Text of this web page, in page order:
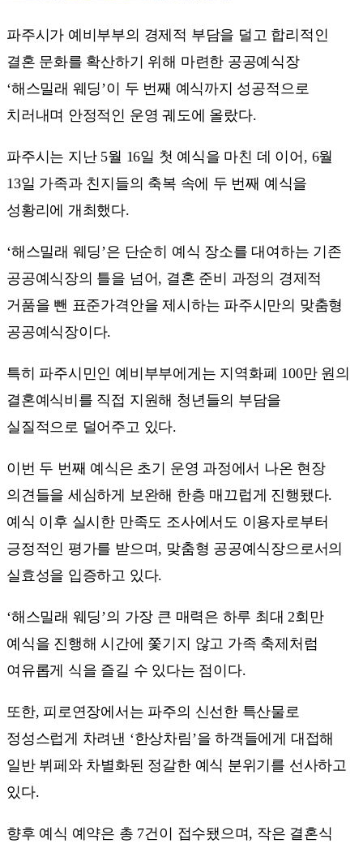
파주시가 예비부부의 경제적 부담을 덜고 합리적인
결혼 문화를 확산하기 위해 마련한 공공예식장
‘해스밀래 웨딩’이 두 번째 예식까지 성공적으로
치러내며 안정적인 운영 궤도에 올랐다.
파주시는 지난 5월 16일 첫 예식을 마친 데 이어, 6월
13일 가족과 친지들의 축복 속에 두 번째 예식을
성황리에 개최했다.
‘해스밀래 웨딩’은 단순히 예식 장소를 대여하는 기존
공공예식장의 틀을 넘어, 결혼 준비 과정의 경제적
거품을 뺀 표준가격안을 제시하는 파주시만의 맞춤형
공공예식장이다.
특히 파주시민인 예비부부에게는 지역화폐 100만 원의
결혼예식비를 직접 지원해 청년들의 부담을
실질적으로 덜어주고 있다.
이번 두 번째 예식은 초기 운영 과정에서 나온 현장
의견들을 세심하게 보완해 한층 매끄럽게 진행됐다.
예식 이후 실시한 만족도 조사에서도 이용자로부터
긍정적인 평가를 받으며, 맞춤형 공공예식장으로서의
실효성을 입증하고 있다.
‘해스밀래 웨딩’의 가장 큰 매력은 하루 최대 2회만
예식을 진행해 시간에 쫓기지 않고 가족 축제처럼
여유롭게 식을 즐길 수 있다는 점이다.
또한, 피로연장에서는 파주의 신선한 특산물로
정성스럽게 차려낸 ‘한상차림’을 하객들에게 대접해
일반 뷔페와 차별화된 정갈한 예식 분위기를 선사하고
있다.
향후 예식 예약은 총 7건이 접수됐으며, 작은 결혼식